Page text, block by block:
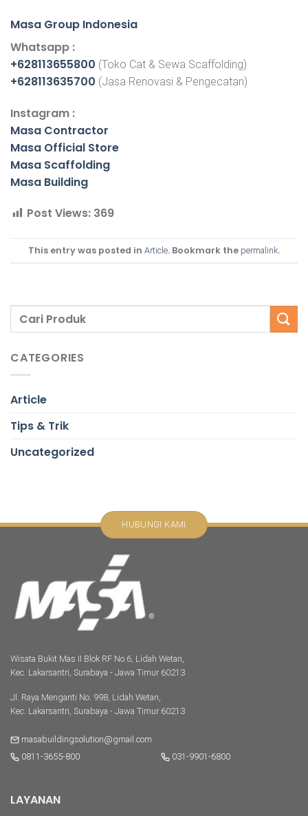
Masa Group Indonesia
Whatsapp :
+628113655800 (Toko Cat & Sewa Scaffolding)
+628113635700 (Jasa Renovasi & Pengecatan)
Instagram :
Masa Contractor
Masa Official Store
Masa Scaffolding
Masa Building
Post Views: 369
This entry was posted in Article. Bookmark the permalink.
CATEGORIES
Article
Tips & Trik
Uncategorized
Wisata Bukit Mas II Blok RF No.6, Lidah Wetan,
Kec. Lakarsantri, Surabaya - Jawa Timur 60213
Jl. Raya Menganti No. 998, Lidah Wetan,
Kec. Lakarsantri, Surabaya - Jawa Timur 60213
masabuildingsolution@gmail.com
0811-3655-800
031-9901-6800
LAYANAN
HUBUNGI KAMI